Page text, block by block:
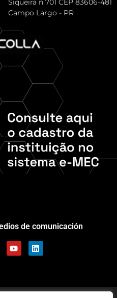
Siqueira n 701 CEP 83606-481
Campo Largo - PR
de comunicación